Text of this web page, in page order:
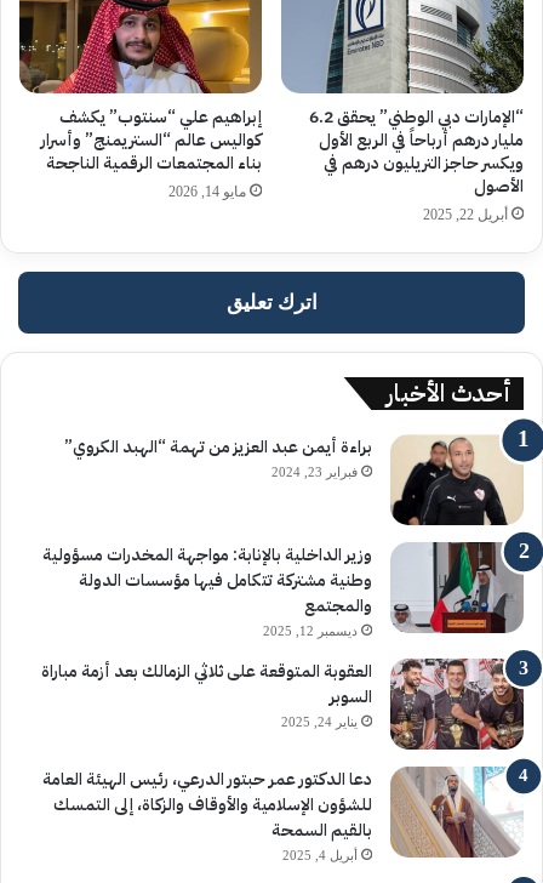
“الإمارات دبي الوطني” يحقق 6.2
مليار درهم أرباحاً في الربع الأول
ويكسر حاجز التريليون درهم في
الأصول
أبريل 22, 2025
إبراهيم علي “سنتوب” يكشف
كواليس عالم “الستريمنج” وأسرار
بناء المجتمعات الرقمية الناجحة
مايو 14, 2026
اترك تعليق
أحدث الأخبار
براءة أيمن عبد العزيز من تهمة “الهبد الكروي”
فبراير 23, 2024
وزير الداخلية بالإنابة: مواجهة المخدرات مسؤولية
وطنية مشتركة تتكامل فيها مؤسسات الدولة
والمجتمع
ديسمبر 12, 2025
العقوبة المتوقعة على ثلاثي الزمالك بعد أزمة مباراة
السوبر
يناير 24, 2025
دعا الدكتور عمر حبتور الدرعي، رئيس الهيئة العامة
للشؤون الإسلامية والأوقاف والزكاة، إلى التمسك
بالقيم السمحة
أبريل 4, 2025